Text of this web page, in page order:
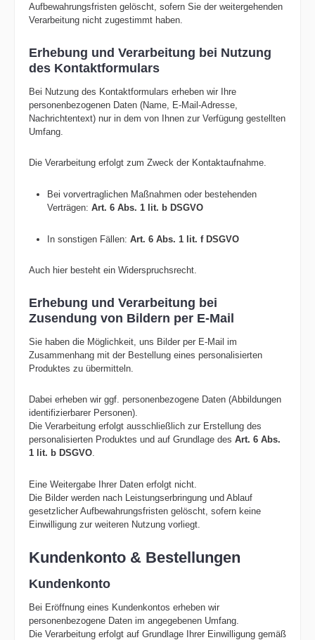
Aufbewahrungsfristen gelöscht, sofern Sie der weitergehenden
Verarbeitung nicht zugestimmt haben.
Erhebung und Verarbeitung bei Nutzung
des Kontaktformulars
Bei Nutzung des Kontaktformulars erheben wir Ihre
personenbezogenen Daten (Name, E-Mail-Adresse,
Nachrichtentext) nur in dem von Ihnen zur Verfügung gestellten
Umfang.
Die Verarbeitung erfolgt zum Zweck der Kontaktaufnahme.
Bei vorvertraglichen Maßnahmen oder bestehenden
Verträgen: Art. 6 Abs. 1 lit. b DSGVO
In sonstigen Fällen: Art. 6 Abs. 1 lit. f DSGVO
Auch hier besteht ein Widerspruchsrecht.
Erhebung und Verarbeitung bei
Zusendung von Bildern per E-Mail
Sie haben die Möglichkeit, uns Bilder per E-Mail im
Zusammenhang mit der Bestellung eines personalisierten
Produktes zu übermitteln.
Dabei erheben wir ggf. personenbezogene Daten (Abbildungen
identifizierbarer Personen).
Die Verarbeitung erfolgt ausschließlich zur Erstellung des
personalisierten Produktes und auf Grundlage des Art. 6 Abs.
1 lit. b DSGVO.
Eine Weitergabe Ihrer Daten erfolgt nicht.
Die Bilder werden nach Leistungserbringung und Ablauf
gesetzlicher Aufbewahrungsfristen gelöscht, sofern keine
Einwilligung zur weiteren Nutzung vorliegt.
Kundenkonto & Bestellungen
Kundenkonto
Bei Eröffnung eines Kundenkontos erheben wir
personenbezogene Daten im angegebenen Umfang.
Die Verarbeitung erfolgt auf Grundlage Ihrer Einwilligung gemäß